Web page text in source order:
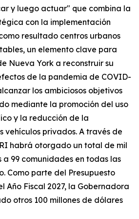
y luego actuar" que combina la
con la implementación
resultado centros urbanos
un elemento clave para
Nueva York a reconstruir su
de la pandemia de COVID-
los ambiciosos objetivos
mediante la promoción del uso
y la reducción de la
vehículos privados. A través de
habrá otorgado un total de mil
a 99 comunidades en todas las
Como parte del Presupuesto
Año Fiscal 2027, la Gobernadora
otros 100 millones de dólares